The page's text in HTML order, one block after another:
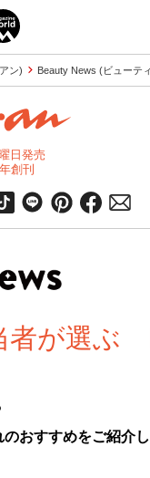
ン) Beauty News (ビューテ
日発売
創刊
者が選ぶ
おすすめをご紹介